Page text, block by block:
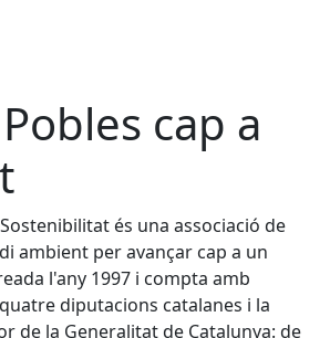
cap a
és una associació de
ambient per avançar cap a un
l'any 1997 i compta amb
diputacions catalanes i la
de la Generalitat de Catalunya: de